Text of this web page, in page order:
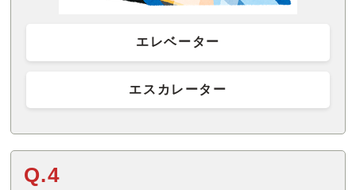
エレベーター
エスカレーター
Q.4